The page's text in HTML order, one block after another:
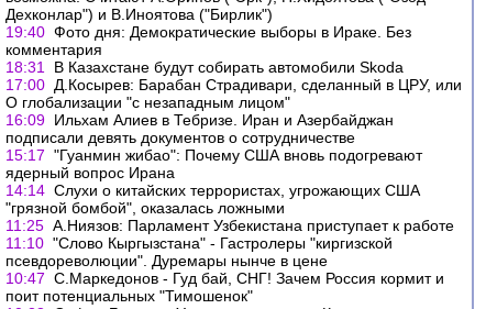
Дехконлар") и В.Иноятова ("Бирлик")
19:40 Фото дня: Демократические выборы в Ираке. Без
комментария
18:31
В Казахстане будут собирать автомобили Skoda
17:00 Д.Косырев: Барабан Страдивари, сделанный в ЦРУ, или
О глобализации "с незападным лицом"
16:09 Ильхам Алиев в Тебризе. Иран и Азербайджан
подписали девять документов о сотрудничестве
15:17 "Гуанмин жибао": Почему США вновь подогревают
ядерный вопрос Ирана
14:14 Слухи о китайских террористах, угрожающих США
"грязной бомбой", оказалась ложными
11:25 А.Ниязов: Парламент Узбекистана приступает к работе
11:10 "Слово Кыргызстана" - Гастролеры "киргизской
псевдореволюции". Дуремары нынче в цене
10:47 С.Маркедонов - Гуд бай, СНГ! Зачем Россия кормит и
поит потенциальных "Тимошенок"